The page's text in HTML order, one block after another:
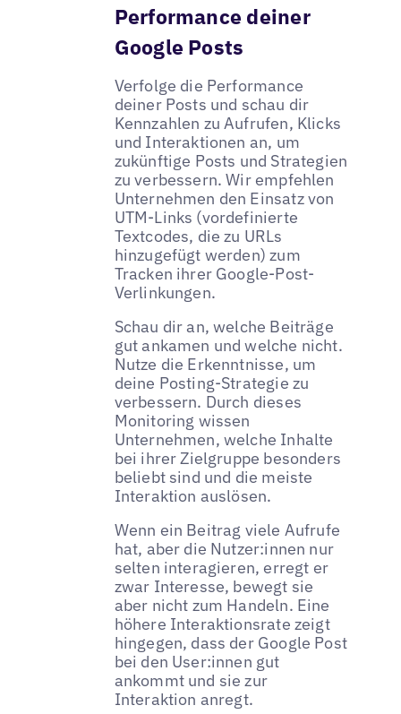
Performance deiner
Google Posts
Verfolge die Performance
deiner Posts und schau dir
Kennzahlen zu Aufrufen, Klicks
und Interaktionen an, um
zukünftige Posts und Strategien
zu verbessern. Wir empfehlen
Unternehmen den Einsatz von
UTM-Links (vordefinierte
Textcodes, die zu URLs
hinzugefügt werden) zum
Tracken ihrer Google-Post-
Verlinkungen.
Schau dir an, welche Beiträge
gut ankamen und welche nicht.
Nutze die Erkenntnisse, um
deine Posting-Strategie zu
verbessern. Durch dieses
Monitoring wissen
Unternehmen, welche Inhalte
bei ihrer Zielgruppe besonders
beliebt sind und die meiste
Interaktion auslösen.
Wenn ein Beitrag viele Aufrufe
hat, aber die Nutzer:innen nur
selten interagieren, erregt er
zwar Interesse, bewegt sie
aber nicht zum Handeln. Eine
höhere Interaktionsrate zeigt
hingegen, dass der Google Post
bei den User:innen gut
ankommt und sie zur
Interaktion anregt.